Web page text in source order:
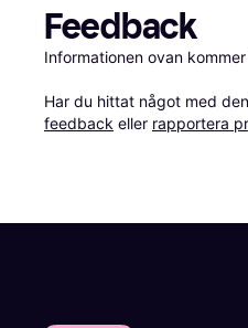
Feedback
Informationen ovan
Har du hittat något med
feedback eller rapportera